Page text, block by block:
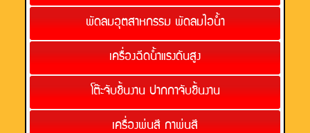
พัดลมอุตสาหกรรม พัดลมไอน้ำ
เครื่องฉีดน้ำแรงดันสูง
โต๊ะจับชิ้นงาน ปากกาจับชิ้นงาน
เครื่องพ่นสี กาพ่นสี